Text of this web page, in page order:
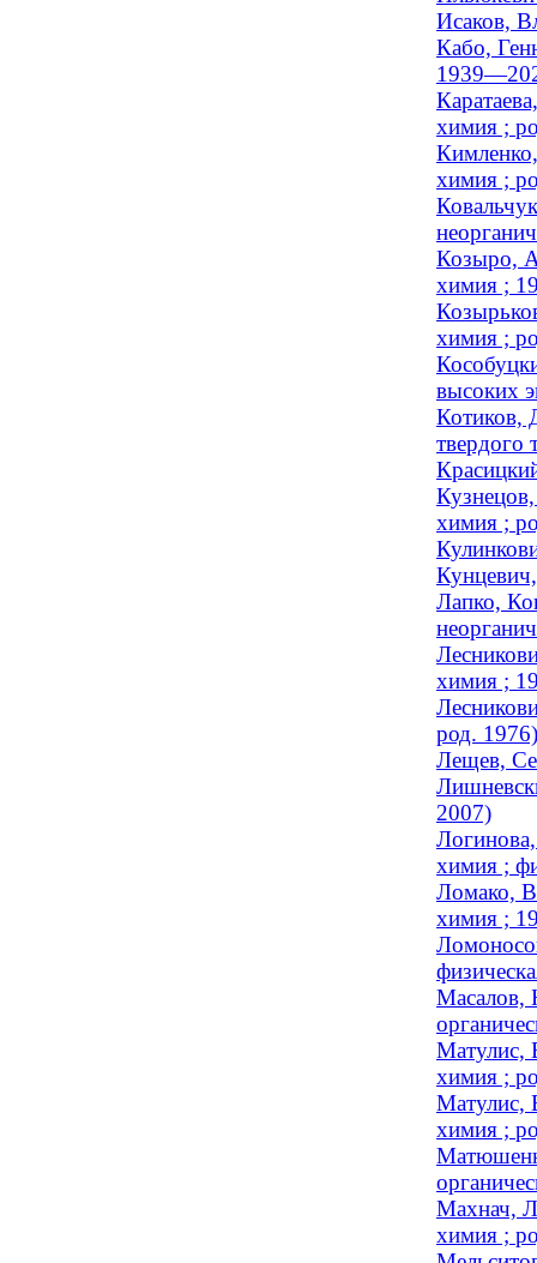
Исаков,
Кабо,
химия ;
химия ;
Козыро,
химия ;
химия ;
высоких
Котиков,
твердого
химия ;
Лапко,
химия ;
род. 1976)
Лещев,
2007)
химия ;
Ломако,
химия ;
Масалов,
Матулис,
химия ;
Матулис,
химия ;
Махнач,
химия ;